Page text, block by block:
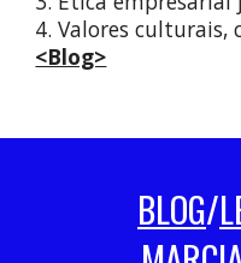
4. Valores culturais,
<Blog>
BLOG/